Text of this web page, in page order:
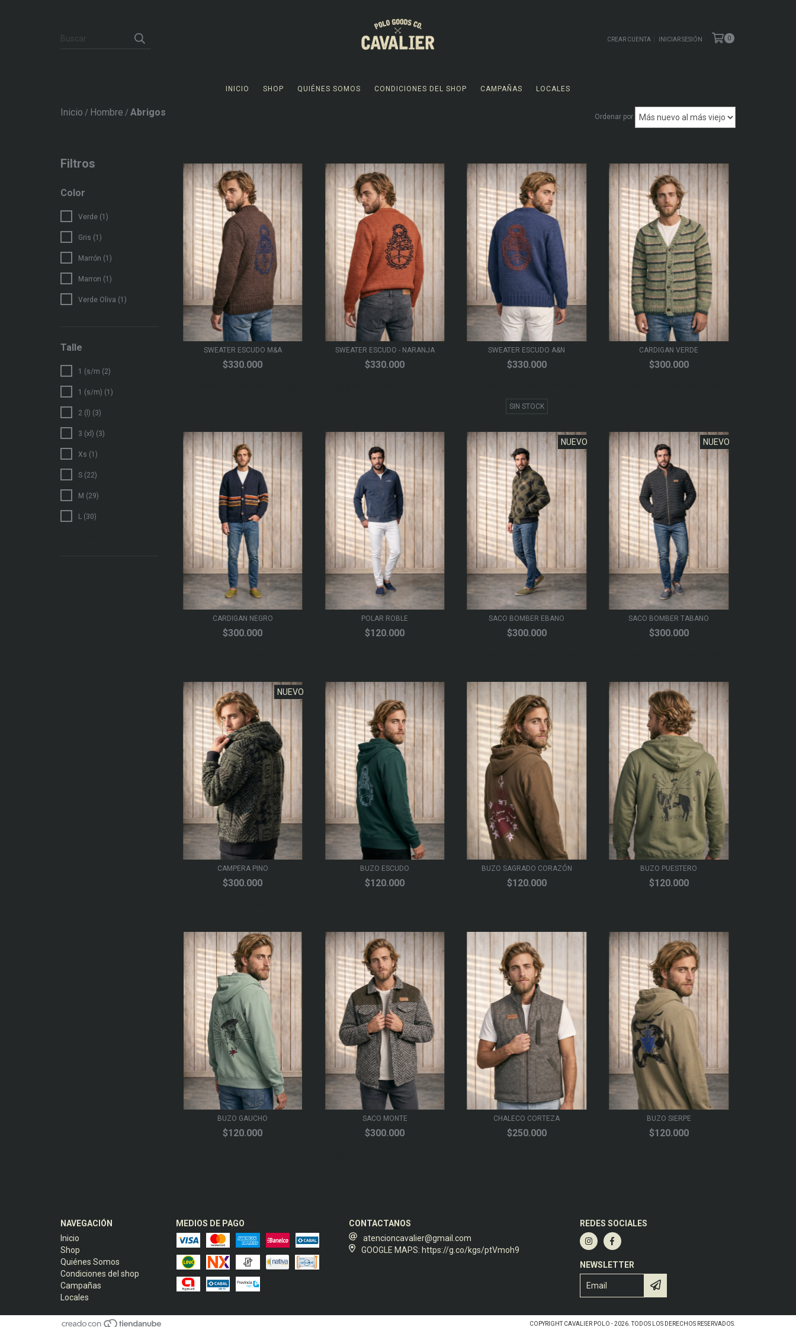
CREAR CUENTA INICIAR SESIÓN 0
INICIO SHOP QUIÉNES SOMOS CONDICIONES DEL SHOP CAMPAÑAS LOCALES
Inicio / Hombre / Abrigos Ordenar por
Filtros
Color
Verde (1)
Gris (1)
Marrón (1)
Marron (1)
Verde Oliva (1)
Talle
1 (s/m (2)
1 (s/m) (1)
2 (l) (3)
3 (xl) (3)
Xs (1)
S (22)
M (29)
L (30)
SWEATER ESCUDO M&A
$330.000
SWEATER ESCUDO - NARANJA
$330.000
SWEATER ESCUDO A&N
$330.000
SIN STOCK
CARDIGAN VERDE
$300.000
CARDIGAN NEGRO
$300.000
POLAR ROBLE
$120.000
NUEVO
SACO BOMBER EBANO
$300.000
NUEVO
SACO BOMBER TABANO
$300.000
NUEVO
CAMPERA PINO
$300.000
BUZO ESCUDO
$120.000
BUZO SAGRADO CORAZÓN
$120.000
BUZO PUESTERO
$120.000
BUZO GAUCHO
$120.000
SACO MONTE
$300.000
CHALECO CORTEZA
$250.000
BUZO SIERPE
$120.000
NAVEGACIÓN
Inicio
Shop
Quiénes Somos
Condiciones del shop
Campañas
Locales
MEDIOS DE PAGO
CONTACTANOS
atencioncavalier@gmail.com
GOOGLE MAPS: https://g.co/kgs/ptVmoh9
REDES SOCIALES
NEWSLETTER
COPYRIGHT CAVALIER POLO - 2026. TODOS LOS DERECHOS RESERVADOS.